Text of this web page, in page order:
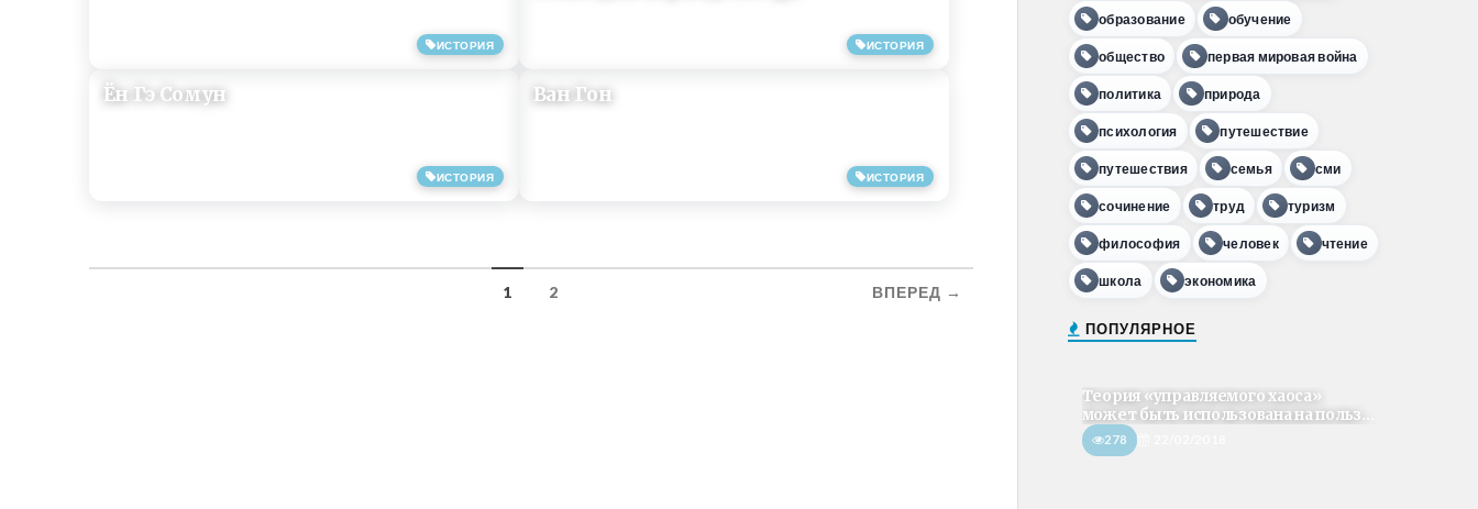
ИСТОРИЯ ИСТОРИЯ
ИСТОРИЯ
Ён Гэ Сомун
ИСТОРИЯ
Ван Гон
1 2 ВПЕРЕД →
образование обучение
общество первая мировая война
политика природа
психология путешествие
путешествия семья сми
сочинение труд туризм
философия человек чтение
школа экономика
ПОПУЛЯРНОЕ
Теория «управляемого хаоса»
может быть использована на польз...
278